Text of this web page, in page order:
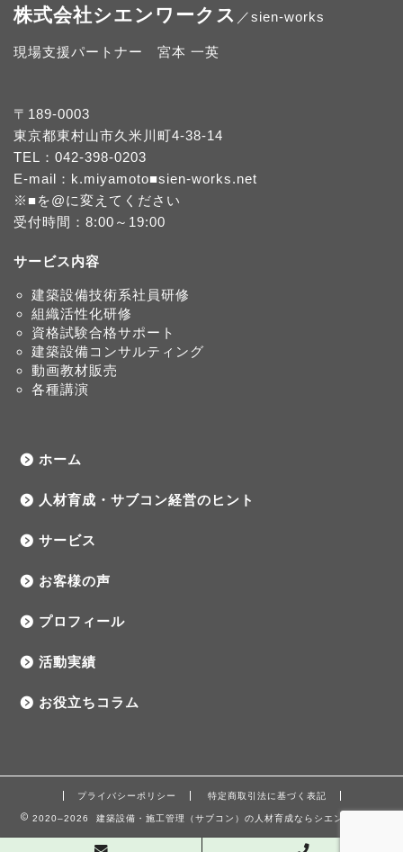
株式会社シエンワークス ／sien-works
現場支援パートナー 宮本 一英
〒189-0003
東京都東村山市久米川町4-38-14
TEL： 042-398-0203
E-mail：k.miyamoto■sien-works.net
※■を@に変えてください
受付時間：8:00～19:00
サービス内容
建築設備技術系社員研修
組織活性化研修
資格試験合格サポート
建築設備コンサルティング
動画教材販売
各種講演
ホーム
人材育成・サブコン経営のヒント
サービス
お客様の声
プロフィール
活動実績
お役立ちコラム
プライバシーポリシー 特定商取引法に基づく表記
2020–2026 建築設備・施工管理（サブコン）の人材育成ならシエンワークス